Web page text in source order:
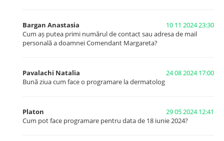
Bargan Anastasia
10 11 2024 23:30
Cum aș putea primi numărul de contact sau adresa de mail
personală a doamnei Comendant Margareta?
Pavalachi Natalia
24 08 2024 17:00
Bună ziua cum face o programare la dermatolog
Platon
29 05 2024 12:41
Cum pot face programare pentru data de 18 iunie 2024?